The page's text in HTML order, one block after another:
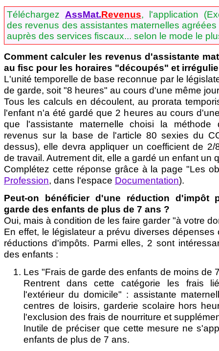
Téléchargez AssMat.Revenus, l'application
des revenus des assistantes maternelles
auprès des services fiscaux... selon le mode le
Comment calculer les revenus d'assistante
au fisc pour les horaires "découpés" et
L'unité temporelle de base reconnue par le
de garde, soit "8 heures" au cours d'une même
Tous les calculs en découlent, au prorata
l'enfant n'a été gardé que 2 heures au cours
que l'assistante maternelle choisi la
revenus sur la base de l'article 80 sexies du
dessus), elle devra appliquer un coefficient de
de travail. Autrement dit, elle a gardé un enfant un
Complétez cette réponse grâce à la page "Les
Profession, dans l'espace Documentation).
Peut-on bénéficier d'une réduction d'impôt
garde des enfants de plus de 7 ans ?
Oui, mais à condition de les faire garder "à votre
En effet, le législateur a prévu diverses dépenses
réductions d'impôts. Parmi elles, 2 sont
des enfants :
Les "Frais de garde des enfants de moins de
Rentrent dans cette catégorie les frais
l'extérieur du domicile" : assistante
centres de loisirs, garderie scolaire hors
l'exclusion des frais de nourriture et
Inutile de préciser que cette mesure ne
enfants de plus de 7 ans.